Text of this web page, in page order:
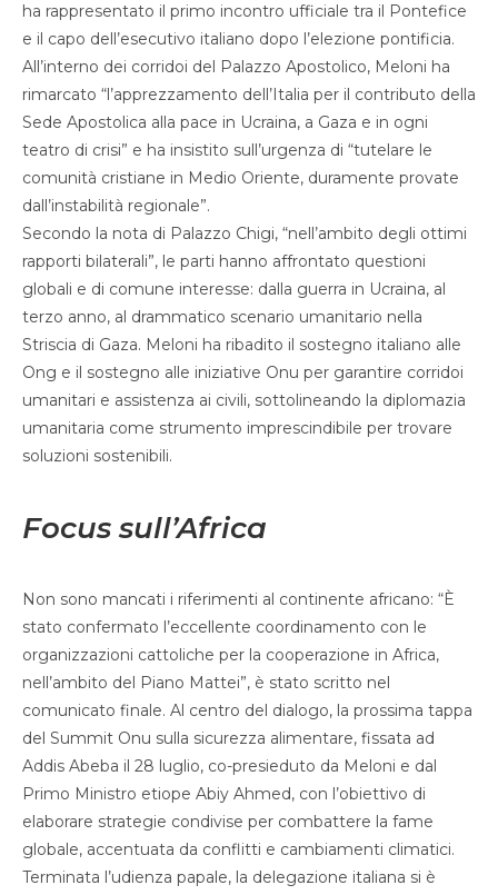
ha rappresentato il primo incontro ufficiale tra il Pontefice
e il capo dell’esecutivo italiano dopo l’elezione pontificia.
All’interno dei corridoi del Palazzo Apostolico, Meloni ha
rimarcato “l’apprezzamento dell’Italia per il contributo della
Sede Apostolica alla pace in Ucraina, a Gaza e in ogni
teatro di crisi” e ha insistito sull’urgenza di “tutelare le
comunità cristiane in Medio Oriente, duramente provate
dall’instabilità regionale”.
Secondo la nota di Palazzo Chigi, “nell’ambito degli ottimi
rapporti bilaterali”, le parti hanno affrontato questioni
globali e di comune interesse: dalla guerra in Ucraina, al
terzo anno, al drammatico scenario umanitario nella
Striscia di Gaza. Meloni ha ribadito il sostegno italiano alle
Ong e il sostegno alle iniziative Onu per garantire corridoi
umanitari e assistenza ai civili, sottolineando la diplomazia
umanitaria come strumento imprescindibile per trovare
soluzioni sostenibili.
Focus sull’Africa
Non sono mancati i riferimenti al continente africano: “È
stato confermato l’eccellente coordinamento con le
organizzazioni cattoliche per la cooperazione in Africa,
nell’ambito del Piano Mattei”, è stato scritto nel
comunicato finale. Al centro del dialogo, la prossima tappa
del Summit Onu sulla sicurezza alimentare, fissata ad
Addis Abeba il 28 luglio, co-presieduto da Meloni e dal
Primo Ministro etiope Abiy Ahmed, con l’obiettivo di
elaborare strategie condivise per combattere la fame
globale, accentuata da conflitti e cambiamenti climatici.
Terminata l’udienza papale, la delegazione italiana si è